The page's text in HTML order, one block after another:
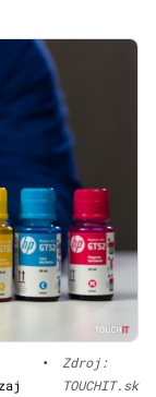
•
Zdroj:
TOUCHIT.sk